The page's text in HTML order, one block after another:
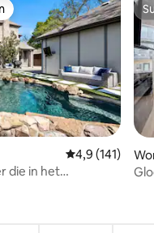
Gemiddelde
4,9 (141)
die in het